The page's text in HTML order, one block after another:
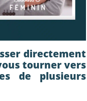
directement
tourner vers
de plusieurs